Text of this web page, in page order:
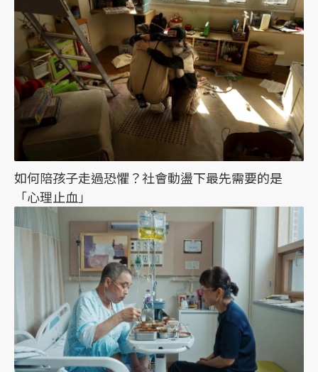
如何陪孩子走過恐懼？社會動盪下最先需要的是
「心理止血」